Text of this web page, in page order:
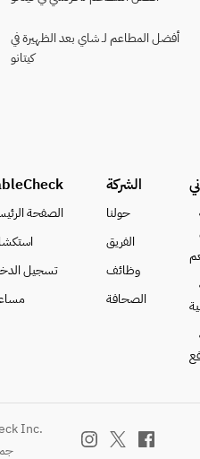
أفضل المطاعم لـ شاي بعد الظهيرة في
كيتانو
الصفحة
تسجيل
الشركة
حولنا
الفريق
وظائف
الصحافة
Inc.